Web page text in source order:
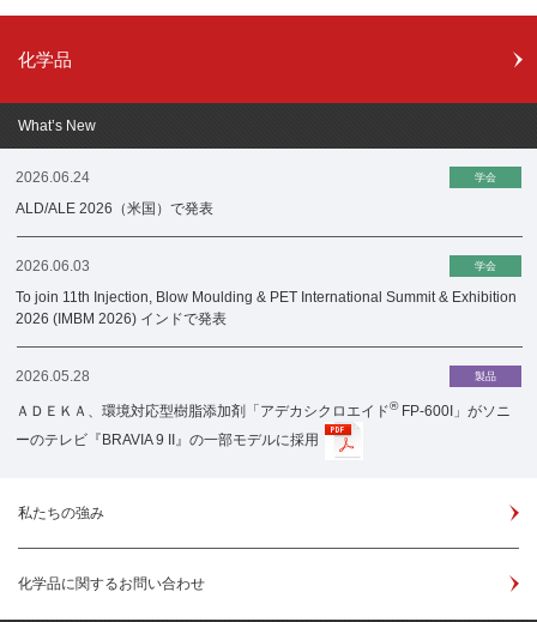
化学品
What’s New
2026.06.24 学会
ALD/ALE 2026（米国）で発表
2026.06.03 学会
To join 11th Injection, Blow Moulding & PET International Summit & Exhibition
2026 (IMBM 2026) インドで発表
2026.05.28 製品
ＡＤＥＫＡ、環境対応型樹脂添加剤「アデカシクロエイド®FP-600I」がソニ
ーのテレビ『BRAVIA 9 II』の一部モデルに採用
私たちの強み
化学品に関するお問い合わせ